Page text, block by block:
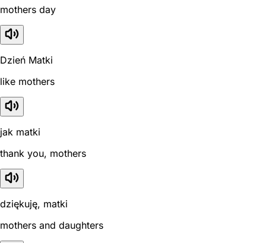
mothers day
Dzień Matki
like mothers
jak matki
thank you, mothers
dziękuję, matki
mothers and daughters